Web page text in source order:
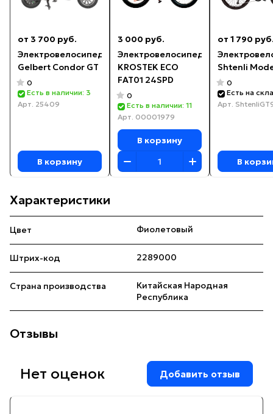
от 3 700 руб.
Электровелосипед
Gelbert Condor GT
0
Есть в наличии: 3
Арт. 25409
В корзину
3 000 руб.
Электровелосипед
KROSTEK ECO
FAT01 24SPD
0
Есть в наличии: 11
Арт. 00001979
В корзину
от 1 790
Shtenli
0
Есть на
Арт.
В
Характеристики
Цвет Фиолетовый
Штрих-код 2289000
Страна производства
Китайская Народная
Республика
Отзывы
Нет оценок Добавить отзыв